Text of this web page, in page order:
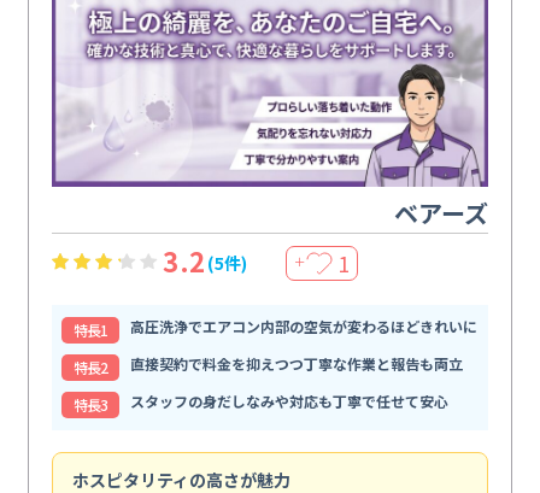
ベアーズ
3.2 (5件) ＋ 1
特⻑1
高圧洗浄でエアコン内部の空気が変わるほどきれいに
特⻑2
直接契約で料金を抑えつつ丁寧な作業と報告も両立
特⻑3
スタッフの身だしなみや対応も丁寧で任せて安心
ホスピタリティの高さが魅力